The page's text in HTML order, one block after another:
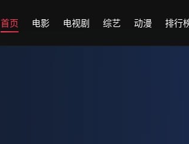
首页 电影 电视剧 综艺 动漫 排行